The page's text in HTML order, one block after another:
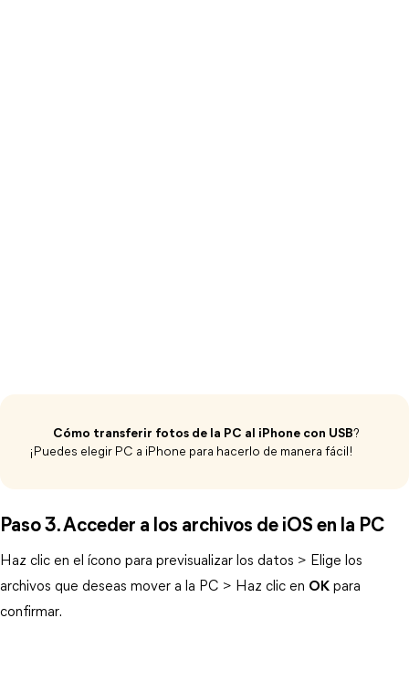
Cómo transferir fotos de la PC al iPhone con USB?
¡Puedes elegir PC a iPhone para hacerlo de manera fácil!
Paso 3. Acceder a los archivos de iOS en la PC
Haz clic en el ícono para previsualizar los datos > Elige los
archivos que deseas mover a la PC > Haz clic en OK para
confirmar.